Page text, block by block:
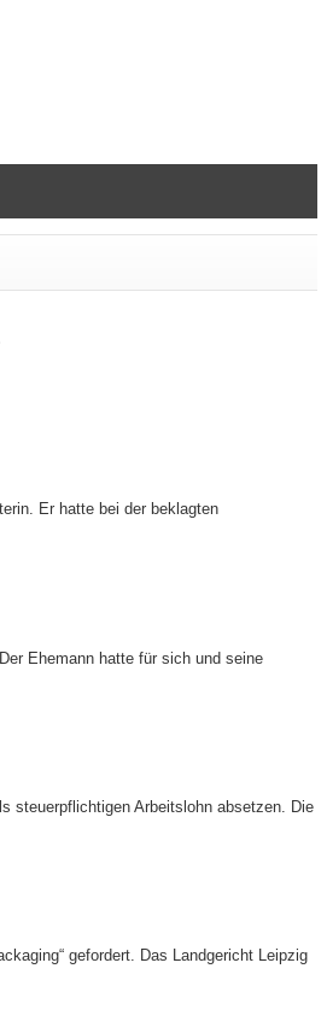
Er hatte bei der beklagten
Ehemann hatte für sich und seine
steuerpflichtigen Arbeitslohn absetzen. Die
gefordert. Das Landgericht Leipzig